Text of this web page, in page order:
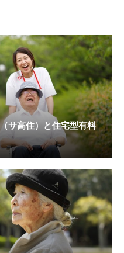
サ高住）と住宅型有料